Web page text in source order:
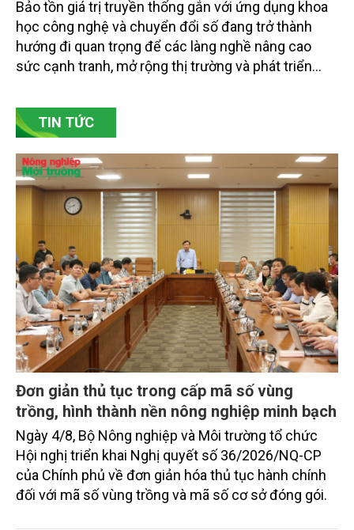
Bảo tồn giá trị truyền thống gắn với ứng dụng khoa
học công nghệ và chuyển đổi số đang trở thành
hướng đi quan trọng để các làng nghề nâng cao
sức cạnh tranh, mở rộng thị trường và phát triển
Bắc Ninh, nhiều nghệ nhân và cơ sở sản xuất đã
chủ động đổi mới tư duy, đầu tư công nghệ, xây
TIN TỨC
Đơn giản thủ tục trong cấp mã số vùng
trồng, hình thành nền nông nghiệp minh bạch
Ngày 4/8, Bộ Nông nghiệp và Môi trường tổ chức
Hội nghị triển khai Nghị quyết số 36/2026/NQ-CP
của Chính phủ về đơn giản hóa thủ tục hành chính
đối với mã số vùng trồng và mã số cơ sở đóng gói.